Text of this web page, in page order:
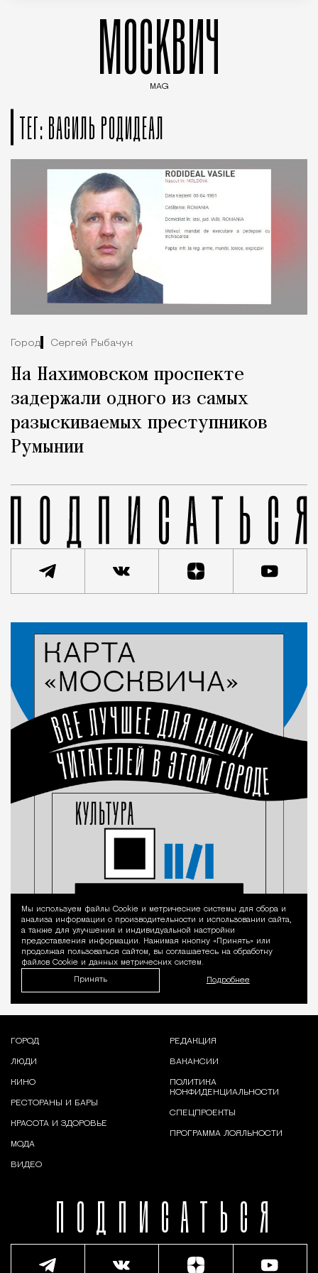
МОСКВИЧ
MAG
ТЕГ: ВАСИЛЬ РОДИДЕАЛ
Город Сергей Рыбачук
На Нахимовском проспекте
задержали одного из самых
разыскиваемых преступников
Румынии
Уведомление
Мы используем файлы Сookie и метрические системы для сбора и
анализа информации о производительности и использовании сайта,
а также для улучшения и индивидуальной настройки
предоставления информации. Нажимая кнопку «Принять» или
продолжая пользоваться сайтом, вы соглашаетесь на обработку
файлов Cookie и данных метрических систем.
Принять Подробнее
ПОДПИСАТЬСЯ
ГОРОД
ЛЮДИ
КИНО
РЕСТОРАНЫ И БАРЫ
КРАСОТА И ЗДОРОВЬЕ
МОДА
ВИДЕО
РЕДАКЦИЯ
ВАКАНСИИ
ПОЛИТИКА
КОНФИДЕНЦИАЛЬНОСТИ
СПЕЦПРОЕКТЫ
ПРОГРАММА ЛОЯЛЬНОСТИ